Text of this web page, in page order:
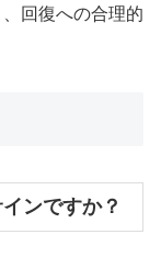
回復への合理的
ンですか？